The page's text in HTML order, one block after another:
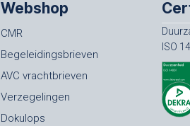
Webshop
CMR
Begeleidingsbrieven
AVC vrachtbrieven
Verzegelingen
Dokulops
ISO